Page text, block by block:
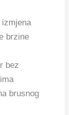
izmjena
brzine
bez
brusnog